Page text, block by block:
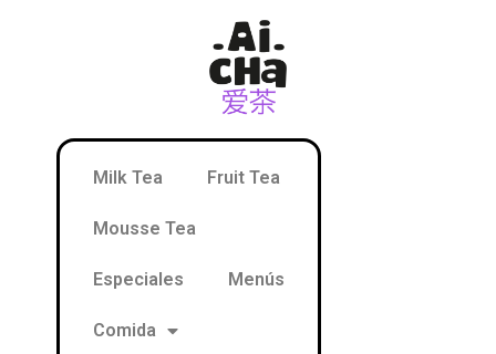
Milk Tea Fruit Tea
Mousse Tea
Especiales Menús
Comida